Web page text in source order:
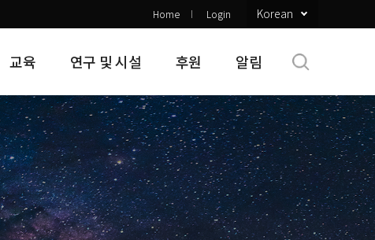
Home Login Korean
교육 연구 및 시설 후원 알림